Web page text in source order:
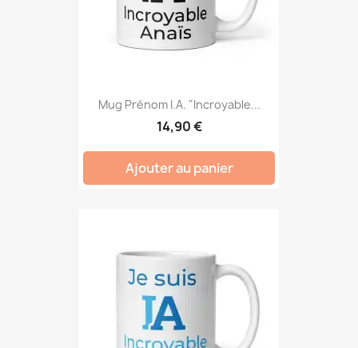
Mug Prénom I.A. "Incroyable...
14,90 €
Ajouter au panier